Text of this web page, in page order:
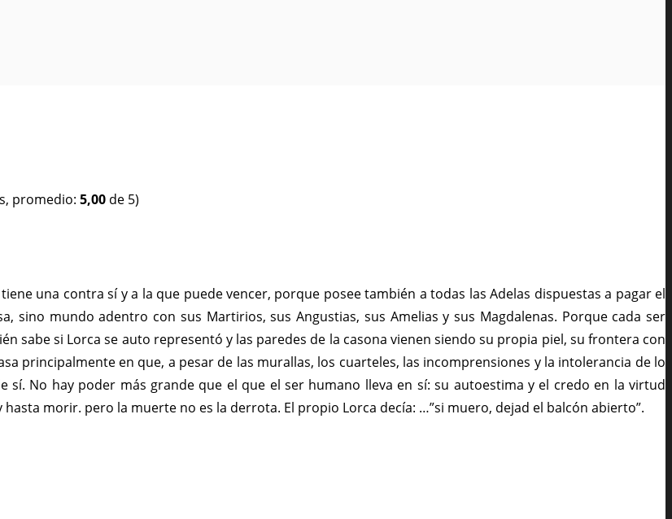
promedio: 5,00 de 5)
una contra sí y a la que puede vencer, porque posee también a todas las Adelas dispuestas a pagar el
sino mundo adentro con sus Martirios, sus Angustias, sus Amelias y sus Magdalenas. Porque cada ser
sabe si Lorca se auto representó y las paredes de la casona vienen siendo su propia piel, su frontera con
principalmente en que, a pesar de las murallas, los cuarteles, las incomprensiones y la intolerancia de lo
No hay poder más grande que el que el ser humano lleva en sí: su autoestima y el credo en la virtud
morir. pero la muerte no es la derrota. El propio Lorca decía: …”si muero, dejad el balcón abierto”.